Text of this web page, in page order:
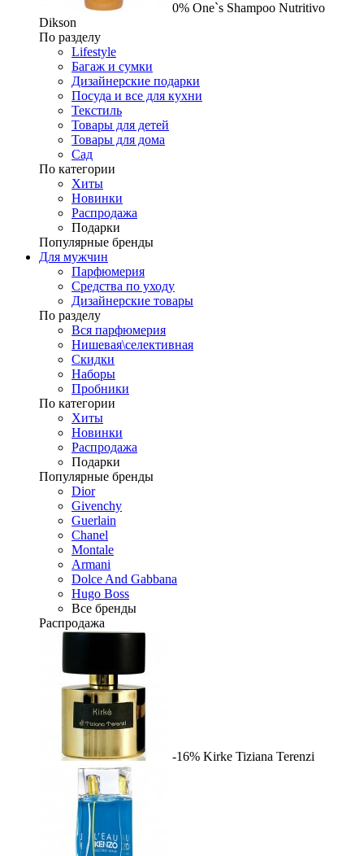
0% One`s Shampoo Nutritivo
Dikson
По разделу
Lifestyle
Багаж и сумки
Дизайнерские подарки
Посуда и все для кухни
Текстиль
Товары для детей
Товары для дома
Сад
По категории
Хиты
Новинки
Распродажа
Подарки
Популярные бренды
Для мужчин
Парфюмерия
Средства по уходу
Дизайнерские товары
По разделу
Вся парфюмерия
Нишевая\селективная
Скидки
Наборы
Пробники
По категории
Хиты
Новинки
Распродажа
Подарки
Популярные бренды
Dior
Givenchy
Guerlain
Chanel
Montale
Armani
Dolce And Gabbana
Hugo Boss
Все бренды
Распродажа
-16% Kirke Tiziana Terenzi